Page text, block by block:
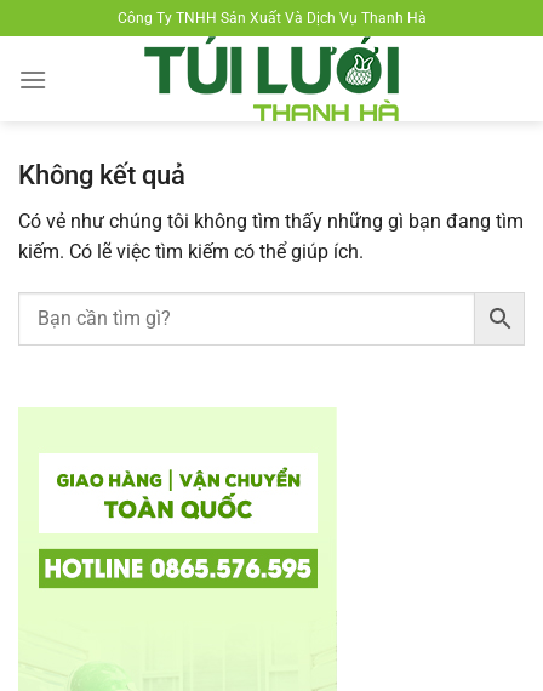
đến
nội
Công Ty TNHH Sản Xuất Và Dịch Vụ Thanh Hà
Không kết quả
Có vẻ như chúng tôi không tìm thấy những gì bạn đang tìm
kiếm. Có lẽ việc tìm kiếm có thể giúp ích.